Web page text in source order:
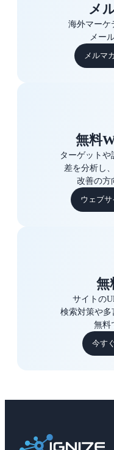
メ
海外マーケ
メー
メルマ
無料
ターゲット
差を分析し
改善の方
ウェブ
無
サイトの
検索対策や多
無料
今す